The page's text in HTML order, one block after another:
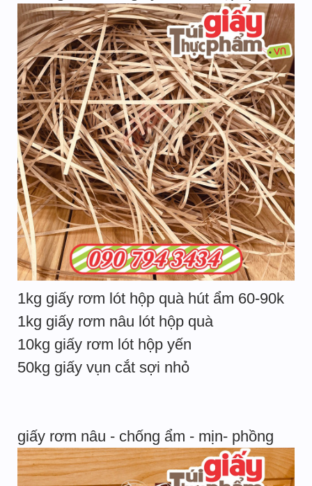
1kg giấy rơm lót hộp quà hút ẩm 60-90k
1kg giấy rơm nâu lót hộp quà
10kg giấy rơm lót hộp yến
50kg giấy vụn cắt sợi nhỏ
giấy rơm nâu - chống ẩm - mịn- phồng